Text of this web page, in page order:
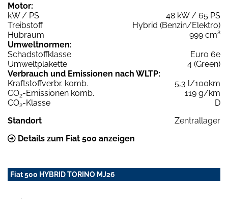
Motor:
kW / PS
48 kW / 65 PS
Treibstoff
Hybrid (Benzin/Elektro)
Hubraum
999 cm³
Umweltnormen:
Schadstoffklasse
Euro 6e
Umweltplakette
4 (Green)
Verbrauch und Emissionen nach WLTP:
Kraftstoffverbr. komb.
5,3 l/100km
CO2-Emissionen komb.
119 g/km
CO2-Klasse
D
Standort
Zentrallager
Details zum Fiat 500 anzeigen
Fiat 500 HYBRID TORINO MJ26